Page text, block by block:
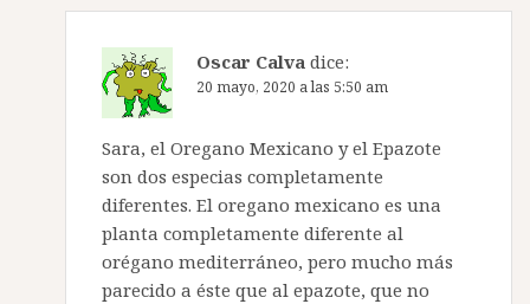
Oscar Calva dice:
20 mayo, 2020 a las 5:50 am
Sara, el Oregano Mexicano y el Epazote
son dos especias completamente
diferentes. El oregano mexicano es una
planta completamente diferente al
orégano mediterráneo, pero mucho más
parecido a éste que al epazote, que no